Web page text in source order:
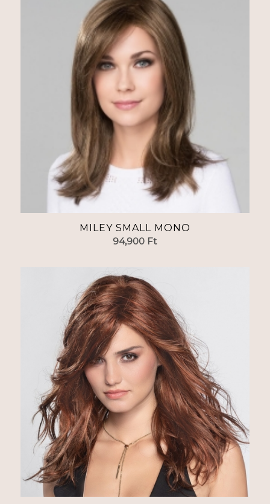
MILEY SMALL MONO
94,900 Ft